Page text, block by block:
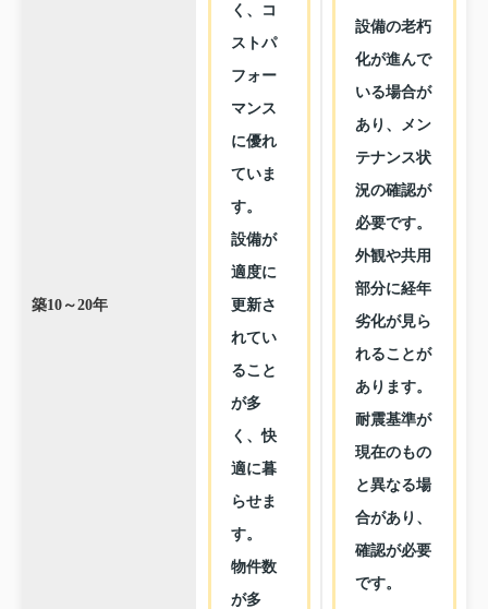
築10～20年
く、コ
ストパ
フォー
マンス
に優れ
ていま
す。
設備が
適度に
更新さ
れてい
ること
が多
く、快
適に暮
らせま
す。
物件数
が多
設備の老朽
化が進んで
いる場合が
あり、メン
テナンス状
況の確認が
必要です。
外観や共用
部分に経年
劣化が見ら
れることが
あります。
耐震基準が
現在のもの
と異なる場
合があり、
確認が必要
です。